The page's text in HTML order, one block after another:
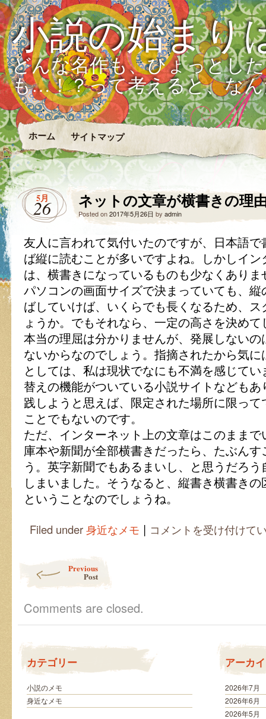
小説の始まり
どんな名作も、ひょっとし
も…！？って考えると、な
ホーム サイトマップ
5月
26 ネットの文章が横書きの理
Posted on2017年5月26日 by admin
友人に言われて気付いたのですが、日本語
ば縦に読むことが多いですよね。しかしイ
は、横書きになっているものも少なくあり
パソコンの画面サイズで決まっていても、
ばしていけば、いくらでも長くなるため、
ょうか。でもそれなら、一定の高さを決め
本当の理屈は分かりませんが、発展しない
ないからなのでしょう。指摘されたから気
としては、私は現状でなにも不満を感じて
替えの機能がついている小説サイトなども
践しようと思えば、限定された場所に限っ
ことでもないのです。
ただ、インターネット上の文章はこのまま
庫本や新聞が全部横書きだったら、たぶん
う。英字新聞でもあるまいし、と思うだろ
しまいました。そうなると、縦書き横書き
ということなのでしょうね。
Filed under身近なメモ |
ネ
ッ
は
コメントを受け付けて
Previous
Post
Comments are closed.
カテゴリー
小説のメモ
身近なメモ
アーカ
2026年7月
2026年6月
2026年5月